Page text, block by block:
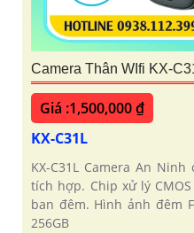
Camera Thân WIfi KX-
Giá :1,500,000 ₫
KX-C31L
KX-C31L Camera An
tích hợp. Chip xử lý
ban đêm. Hình ảnh đêm
256GB